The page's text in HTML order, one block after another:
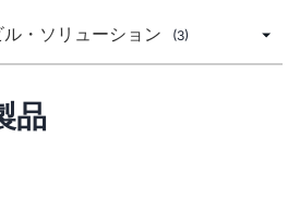
・ソリューション (3)
品